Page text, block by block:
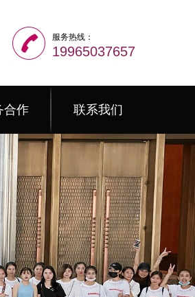
服务热线：
19965037657
合作 联系我们